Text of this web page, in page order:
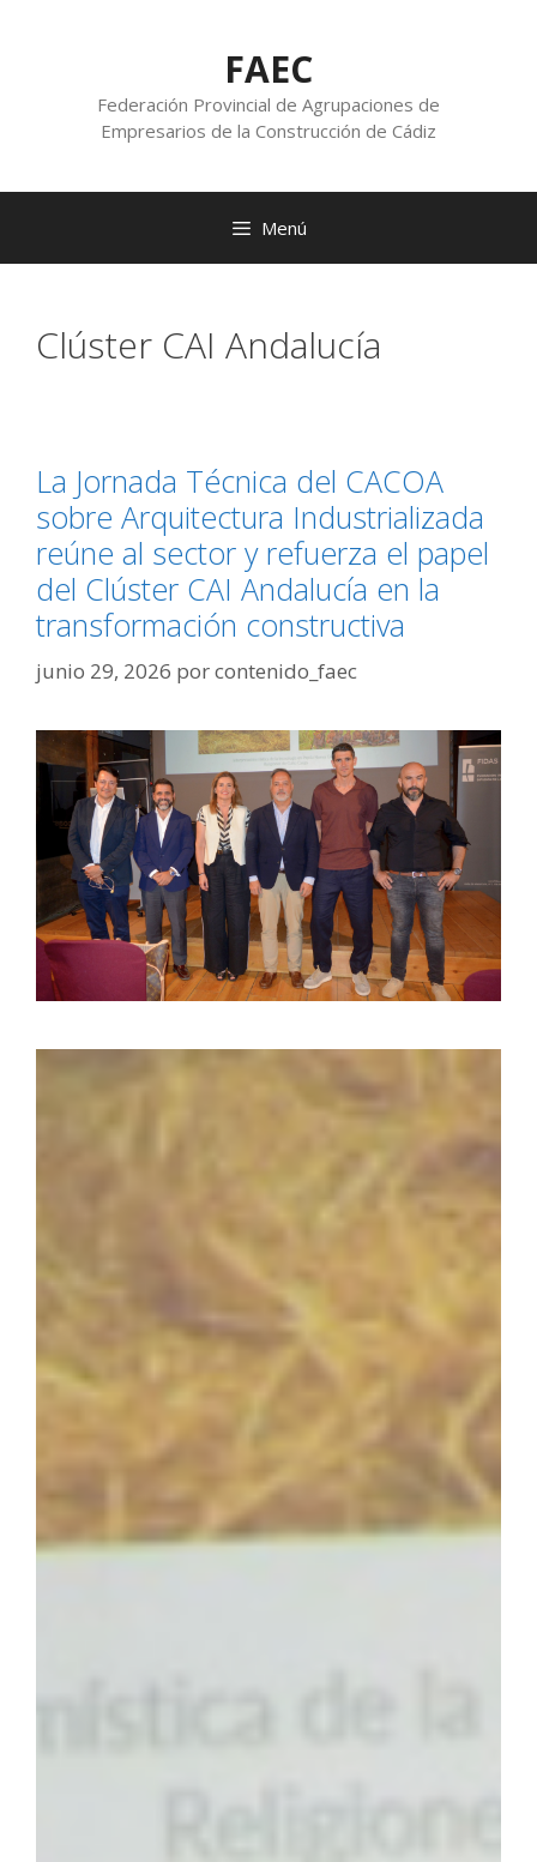
FAEC
Federación Provincial de Agrupaciones de
Empresarios de la Construcción de Cádiz
Menú
Clúster CAI Andalucía
La Jornada Técnica del CACOA
sobre Arquitectura Industrializada
reúne al sector y refuerza el papel
del Clúster CAI Andalucía en la
transformación constructiva
junio 29, 2026 porcontenido_faec